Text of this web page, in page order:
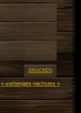
DRUCKEN
« vorheriges nächstes »